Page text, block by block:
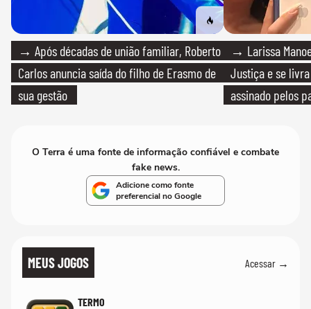
→ Após décadas de união familiar, Roberto
Carlos anuncia saída do filho de Erasmo de
sua gestão
→ Larissa
Justiça e se
assinado pelos
O Terra é uma fonte de informação confiável e combate
fake news.
Adicione como fonte
preferencial no Google
MEUS JOGOS Acessar →
TERMO